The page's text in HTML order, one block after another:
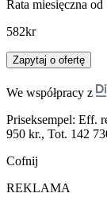
Rata miesięczna od
582kr
Zapytaj o ofertę
We współpracy z
Priseksempel: Eff.
950 kr., Tot. 142
Cofnij
REKLAMA